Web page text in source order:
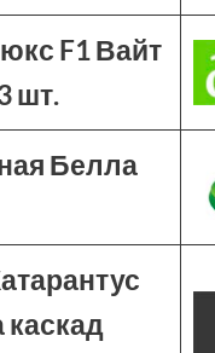
F1 Вайт
шт.
Белла